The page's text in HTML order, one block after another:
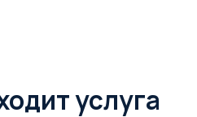
услуга